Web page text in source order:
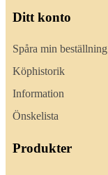
Ditt konto
Spåra min beställning
Köphistorik
Information
Önskelista
Produkter